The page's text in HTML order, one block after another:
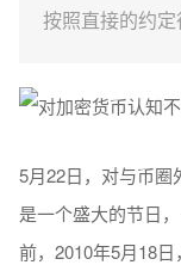
按照直接的约定
5月22日，对与币
是一个盛大的节日
前，2010年5月18